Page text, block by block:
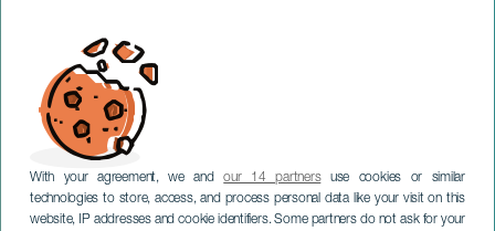
With your agreement, we andour 14 partnersuse cookies or similar
technologies to store, access, and process personal data like your visit on this
website, IP addresses and cookie identifiers. Some partners do not ask for your